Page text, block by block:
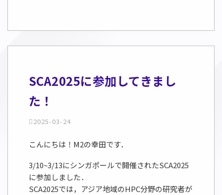
SCA2025に参加してきまし
た！
2025-03-24
こんにちは！M2の幸田です．
3/10~3/13にシンガポールで開催されたSCA2025
に参加しました．
SCA2025では，アジア地域のHPC分野の研究者が